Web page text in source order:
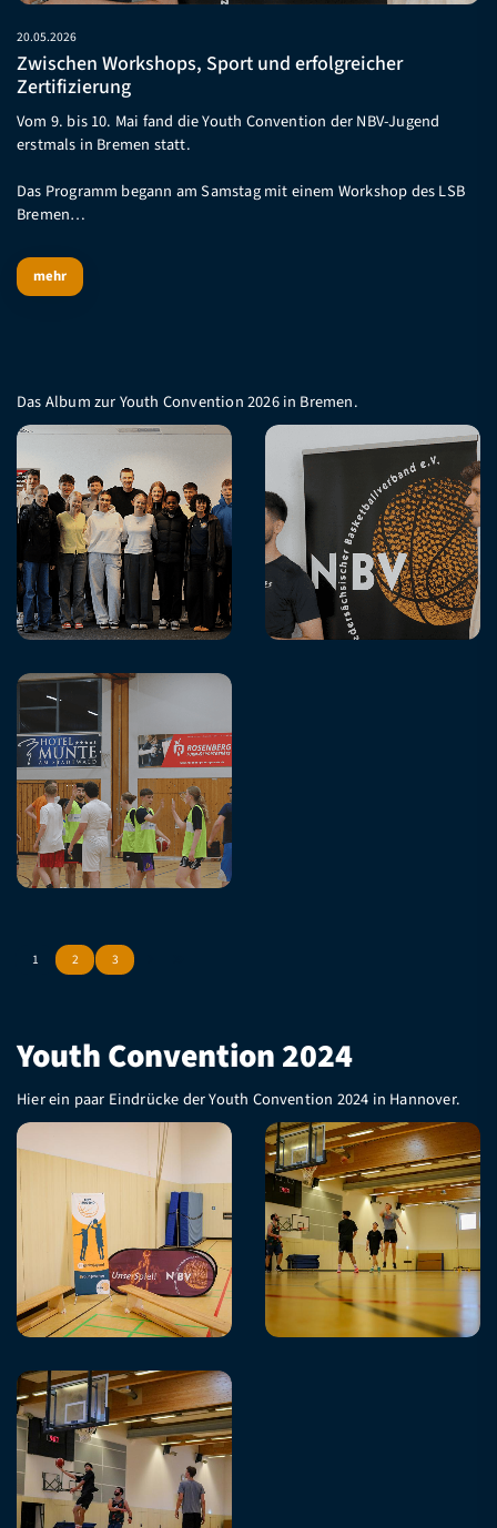
20.05.2026
Zwischen Workshops, Sport und erfolgreicher
Zertifizierung
Vom 9. bis 10. Mai fand die Youth Convention der NBV-Jugend
erstmals in Bremen statt.
Das Programm begann am Samstag mit einem Workshop des LSB
Bremen…
mehr
Das Album zur Youth Convention 2026 in Bremen.
1 2 3
Youth Convention 2024
Hier ein paar Eindrücke der Youth Convention 2024 in Hannover.